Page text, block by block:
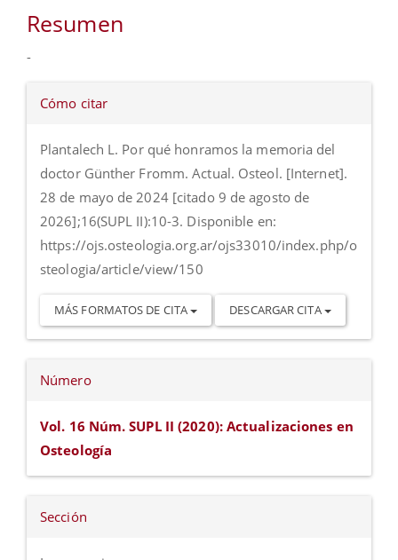
del
Resumen
-
Detalles
del
artículo
Cómo citar
Plantalech L. Por qué honramos la memoria del
doctor Günther Fromm. Actual. Osteol. [Internet].
28 de mayo de 2024 [citado 9 de agosto de
2026];16(SUPL II):10-3. Disponible en:
https://ojs.osteologia.org.ar/ojs33010/index.php/o
steologia/article/view/150
MÁS FORMATOS DE CITA DESCARGAR CITA
Número
Vol. 16 Núm. SUPL II (2020): Actualizaciones en
Osteología
Sección